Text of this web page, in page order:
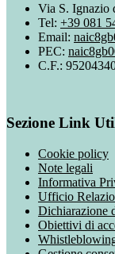
Via S. Ignazio
Tel: +39 081
Email:
PEC:
C.F.:
Sezione Link
Cookie policy
Note legali
Informativa
Ufficio
Dichiarazione
Obiettivi di